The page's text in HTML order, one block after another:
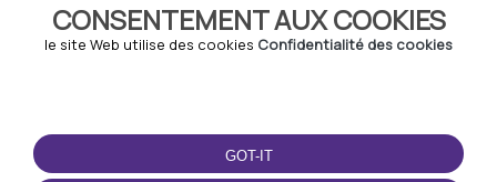
CONSENTEMENT AUX COOKIES
le site Web utilise des cookies Confidentialité des cookies
GOT-IT
Termes et conditions
Politique de confidentialité